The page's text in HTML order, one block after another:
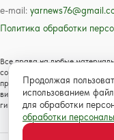
e-mail:
Политика обработки
Все права на любые
соответствии с российским и
праве и смежных правах. Любое
видеоматериалов возможно
гиперссылкой на сайт https://
Продолжая
использованием
для обработки
обработки